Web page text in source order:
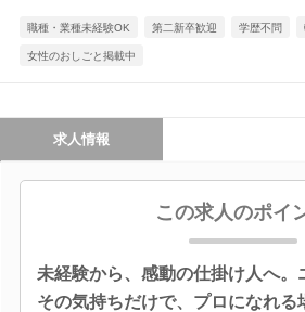
職種・業種未経験OK 第二新卒歓迎 学歴不問
女性のおしごと掲載中
求人情報
この求人のポイ
未経験から、感動の仕掛け人へ。
その気持ちだけで、プロになれる